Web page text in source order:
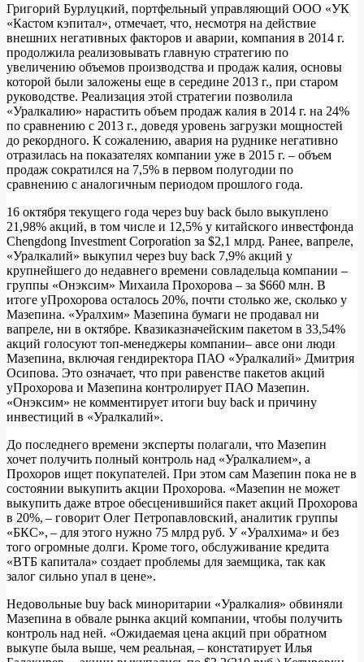
Григорий Бурлуцкий, портфельный управляющий ООО «УК
«Кастом кэпитал», отмечает, что, несмотря на действие
внешних негативных факторов и аварии, компания в 2014 г.
продолжила реализовывать главную стратегию по
увеличению объемов производства и продаж калия, основы
которой были заложены еще в середине 2013 г., при старом
руководстве. Реализация этой стратегии позволила
«Уралкалию» нарастить объем продаж калия в 2014 г. на 24%
по сравнению с 2013 г., доведя уровень загрузки мощностей
до рекордного. К сожалению, авария на руднике негативно
отразилась на показателях компании уже в 2015 г. – объем
продаж сократился на 7,5% в первом полугодии по
сравнению с аналогичным периодом прошлого года.
16 октября текущего года через buy back было выкуплено
21,98% акций, в том числе и 12,5% у китайского инвестфонда
Chengdong Investment Corporation за $2,1 млрд. Ранее, вапреле,
«Уралкалий» выкупил через buy back 7,9% акций у
крупнейшего до недавнего времени совладельца компании –
группы «Онэксим» Михаила Прохорова – за $660 млн. В
итоге уПрохорова осталось 20%, почти столько же, сколько у
Мазепина. «Уралхим» Мазепина бумаги не продавал ни
вапреле, ни в октябре. Квазиказначейским пакетом в 33,54%
акций голосуют топ-менеджеры компании– авсе они люди
Мазепина, включая гендиректора ПАО «Уралкалий» Дмитрия
Осипова. Это означает, что при равенстве пакетов акций
уПрохорова и Мазепина контролирует ПАО Мазепин.
«Онэксим» не комментирует итоги buy back и причину
инвестиций в «Уралкалий».
До последнего времени эксперты полагали, что Мазепин
хочет получить полный контроль над «Уралкалием», а
Прохоров ищет покупателей. При этом сам Мазепин пока не в
состоянии выкупить акции Прохорова. «Мазепин не может
выкупить даже втрое обесценившийся пакет акций Прохорова
в 20%, – говорит Олег Петропавловский, аналитик группы
«БКС», – для этого нужно 75 млрд руб. У «Уралхима» и без
того огромные долги. Кроме того, обслуживание кредита
«ВТБ капитала» создает проблемы для заемщика, так как
залог сильно упал в цене».
Недовольные buy back миноритарии «Уралкалия» обвиняли
Мазепина в обвале рынка акций компании, чтобы получить
контроль над ней. «Ожидаемая цена акций при обратном
выкупе была выше, чем реальная, – констатирует Илья